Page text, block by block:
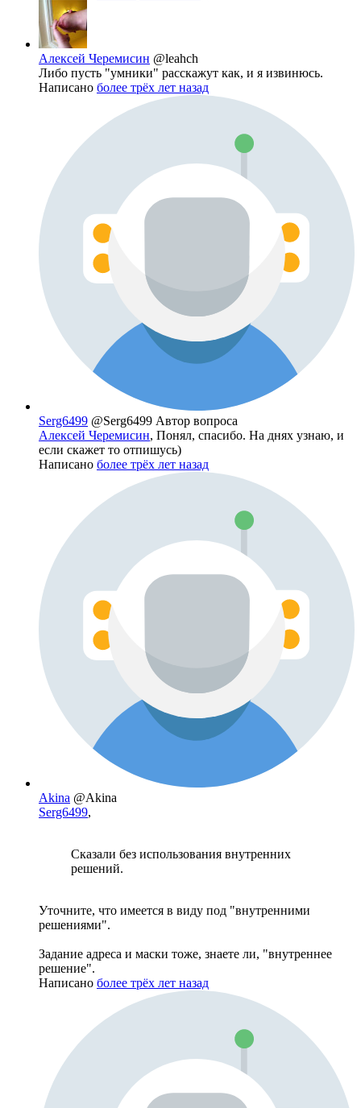
Алексей Черемисин @leahch
Либо пусть "умники" расскажут как, и я извинюсь.
Написано более трёх лет назад
Serg6499 @Serg6499 Автор вопроса
Алексей Черемисин, Понял, спасибо. На днях узнаю, и
если скажет то отпишусь)
Написано более трёх лет назад
Akina @Akina
Serg6499,
Сказали без использования внутренних
решений.
Уточните, что имеется в виду под "внутренними
решениями".
Задание адреса и маски тоже, знаете ли, "внутреннее
решение".
Написано более трёх лет назад